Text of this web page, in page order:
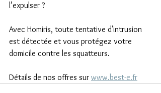
l’expulser ?
Avec Homiris, toute tentative d'intrusion
est détectée et vous protégez votre
domicile contre les squatteurs.
Détails de nos offres sur www.best-e.fr